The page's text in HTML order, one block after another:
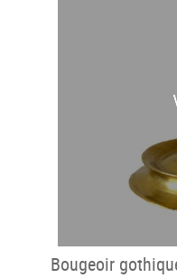
Bougeoir